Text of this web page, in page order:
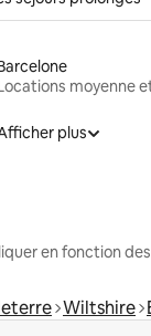
plus
en fonction
Wiltshire